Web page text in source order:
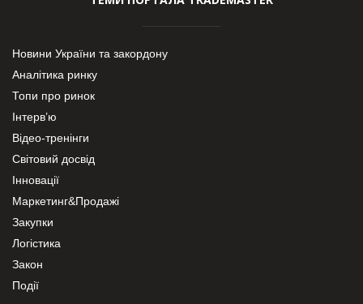
Новини України та закордону
Аналітика ринку
Топи про ринок
Інтерв’ю
Відео-тренінги
Світовий досвід
Інновації
Маркетинг&Продажі
Закупки
Логістика
Закон
Події